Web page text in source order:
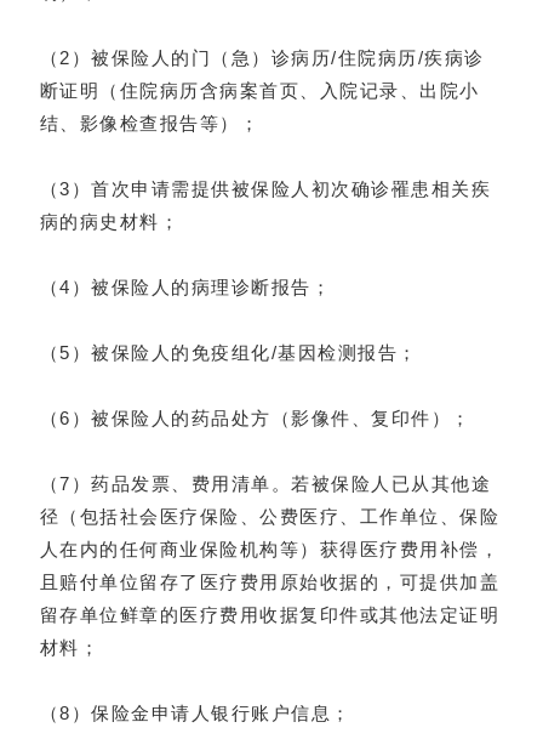
（2）被保险人的门（急）诊病历/住院病历/疾病诊
断证明（住院病历含病案首页、入院记录、出院小
结、影像检查报告等）；
（3）首次申请需提供被保险人初次确诊罹患相关疾
病的病史材料；
（4）被保险人的病理诊断报告；
（5）被保险人的免疫组化/基因检测报告；
（6）被保险人的药品处方（影像件、复印件）；
（7）药品发票、费用清单。若被保险人已从其他途
径（包括社会医疗保险、公费医疗、工作单位、保险
人在内的任何商业保险机构等）获得医疗费用补偿，
且赔付单位留存了医疗费用原始收据的，可提供加盖
留存单位鲜章的医疗费用收据复印件或其他法定证明
材料；
（8）保险金申请人银行账户信息；